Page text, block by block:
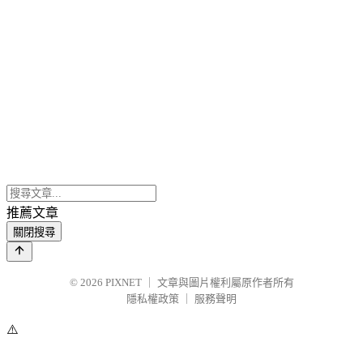
推薦文章
關閉搜尋
© 2026 PIXNET
文章與圖片權利屬原作者所有
隱私權政策
服務聲明
⚠️